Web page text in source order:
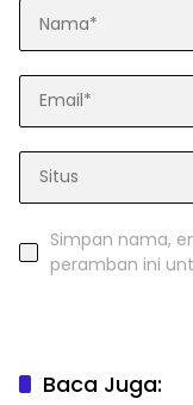
Simpan nama,
peramban ini
Baca Juga: